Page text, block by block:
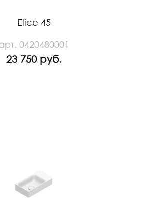
Elice 45
арт. 0420480001
23 750 руб.